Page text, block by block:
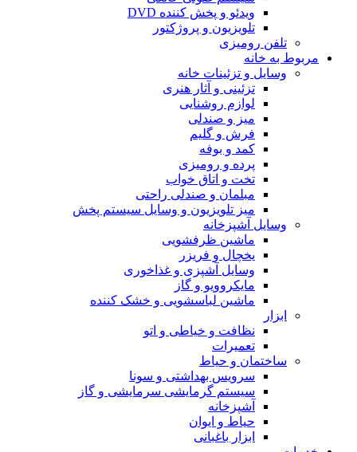
ویدئو و پخش کننده DVD
تلویزیون و پروژکتور
تلفن رومیزی
مربوط به خانه
وسایل و تزئینات خانه
تزئینی و آثار هنری
لوازم روشنایی
میز و صندلی
فرش و گلیم
کمد و بوفه
پرده و رومیزی
تخت و اتاق خواب
مبلمان و صندلی راحتی
میز تلویزیون و وسایل سیستم پخش
وسایل آشپزخانه
ماشین ظرفشویی
یخچال و فریزر
وسایل آشپزی و غذاخوری
مایکروویو و گاز
ماشین لباسشویی و خشک کننده
ابزار
نظافت و خیاطی و اتو
تعمیرات
ساختمان و حیاط
سرویس بهداشتی و سونا
سیستم گرمایشی سرمایشی و گاز
آشپزخانه
حیاط و ایوان
ابزار باغبانی